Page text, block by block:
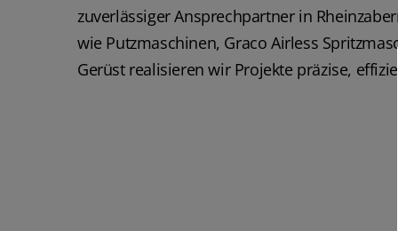
zuverlässiger Ansprechpartner in
wie Putzmaschinen, Graco Airless
Gerüst realisieren wir Projekte präzise,